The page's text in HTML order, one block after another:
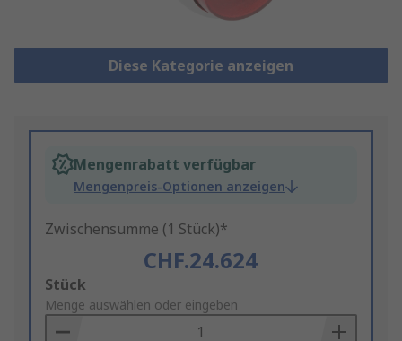
Diese Kategorie anzeigen
Mengenrabatt verfügbar
Mengenpreis-Optionen anzeigen
Zwischensumme (1 Stück)*
CHF.24.624
Add
to
Basket
Stück
Menge auswählen oder eingeben